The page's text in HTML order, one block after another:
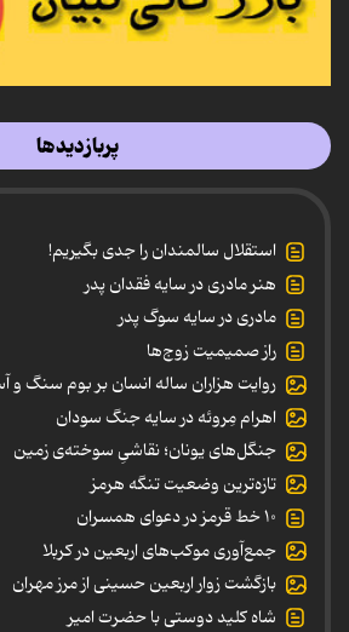
پربازدیدها
استقلال سالمندان را جدی بگیریم!
هنر مادری در سایه‌ فقدان پدر
مادری در سایه سوگ پدر
راز صمیمیت زوج‌ها
روایت هزاران ساله انسان بر بوم سنگ و
اهرام مِروئه در سایه جنگ سودان
جنگل‌های یونان؛ نقاشیِ سوخته‌ی زمین
تازه‌ترین وضعیت تنگه هرمز
۱۰ خط قرمز در دعوای همسران
جمع‌آوری موکب‌های اربعین در کربلا
بازگشت زوار اربعین حسینی از مرز مهران
شاه کلید دوستی با حضرت امیر